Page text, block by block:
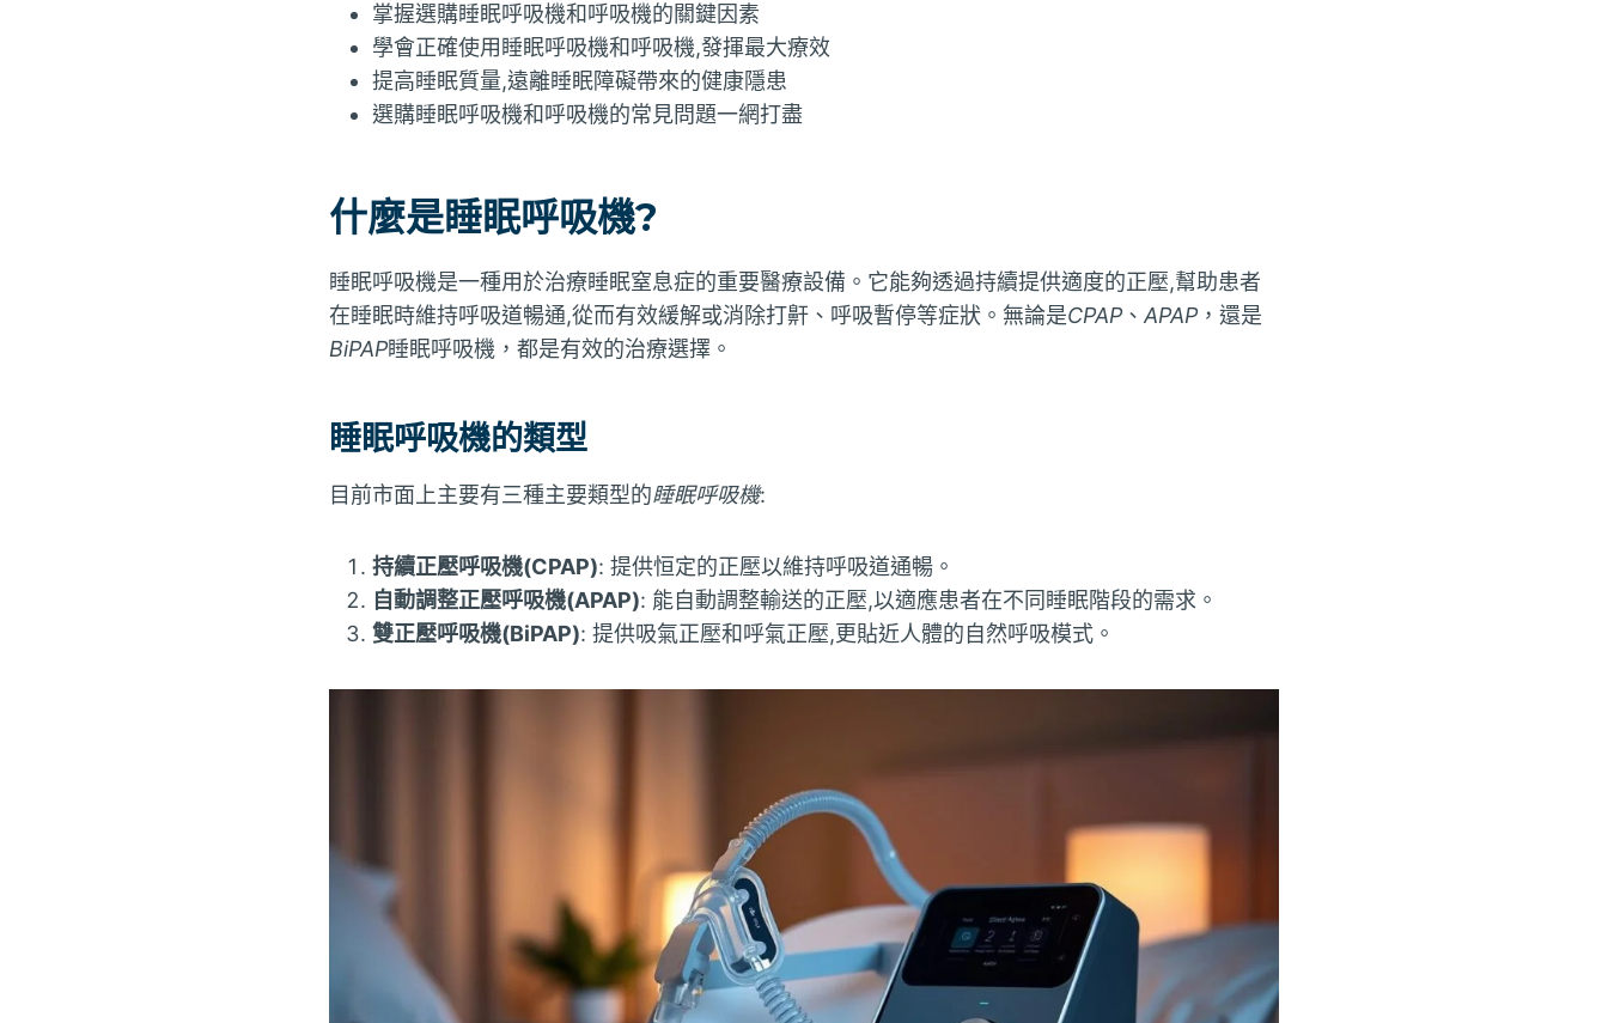
掌握選購睡眠呼吸機和呼吸機的關鍵因素
學會正確使用睡眠呼吸機和呼吸機,發揮最大療效
提高睡眠質量,遠離睡眠障礙帶來的健康隱患
選購睡眠呼吸機和呼吸機的常見問題一網打盡
什麼是睡眠呼吸機?
睡眠呼吸機是一種用於治療睡眠窒息症的重要醫療設備。它能夠透過持續提供適度的正壓,幫助患者
在睡眠時維持呼吸道暢通,從而有效緩解或消除打鼾、呼吸暫停等症狀。無論是CPAP 、 APAP ，還是
BiPAP睡眠呼吸機，都是有效的治療選擇。
睡眠呼吸機的類型
目前市面上主要有三種主要類型的睡眠呼吸機:
持續正壓呼吸機(CPAP): 提供恒定的正壓以維持呼吸道通暢。
自動調整正壓呼吸機(APAP): 能自動調整輸送的正壓,以適應患者在不同睡眠階段的需求。
雙正壓呼吸機(BiPAP): 提供吸氣正壓和呼氣正壓,更貼近人體的自然呼吸模式。